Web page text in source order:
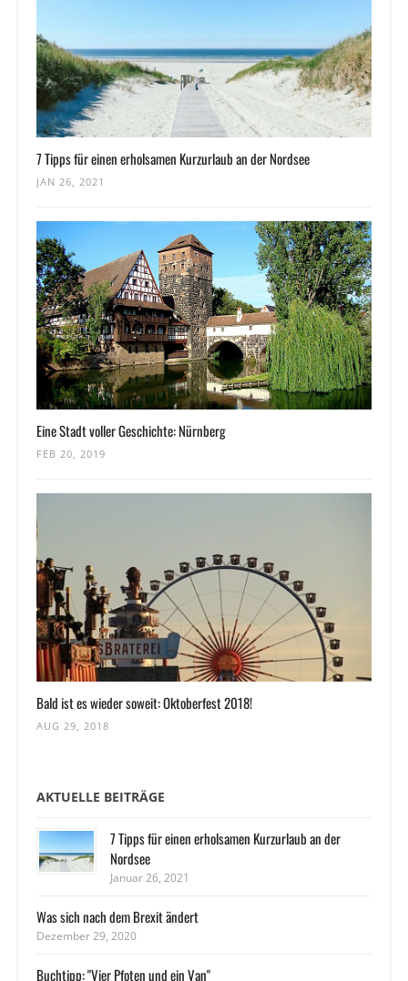
7 Tipps für einen erholsamen Kurzurlaub an der Nordsee
JAN 26, 2021
Eine Stadt voller Geschichte: Nürnberg
FEB 20, 2019
Bald ist es wieder soweit: Oktoberfest 2018!
AUG 29, 2018
AKTUELLE BEITRÄGE
7 Tipps für einen erholsamen Kurzurlaub an der
Nordsee
Januar 26, 2021
Was sich nach dem Brexit ändert
Dezember 29, 2020
Buchtipp: "Vier Pfoten und ein Van"